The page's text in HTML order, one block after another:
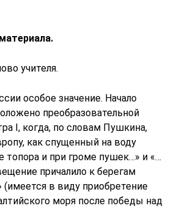
учителя.
особое значение. Начало
преобразовательной
I, когда, по словам Пушкина,
как спущенный на воду
топора и при громе пушек…» и «…
причалило к берегам
в виду приобретение
моря после победы над